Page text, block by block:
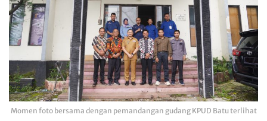
Momen foto bersama dengan pemandangan gudang KPUD Batu terlihat